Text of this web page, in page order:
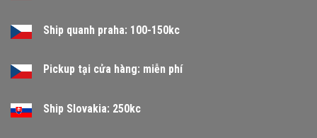
Ship quanh praha: 100-150kc
Pickup tại cửa hàng: miễn phí
Ship Slovakia: 250kc